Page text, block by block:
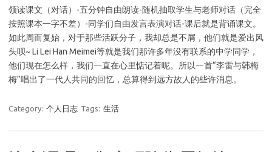
领读课文（对话）-五分钟自由朗读-随机抽取学生与老师对话（完全
按照课本一字不差）-同学们自由发言表演对话-课后就是背诵课文。
如此周而复始，对于那些活跃分子，我却总是不屑，他们就是爱出风
头呗~ Li Lei Han Meimei等就是我们那许多年没有联系的中学同学，
他们现在怎么样，我们一直在心里惦记着呢。所以一首“李雷与韩梅
梅”唱出了一代人共同的回忆，总算得到远方故人的些许消息。
Category: 个人日志 Tags: 生活